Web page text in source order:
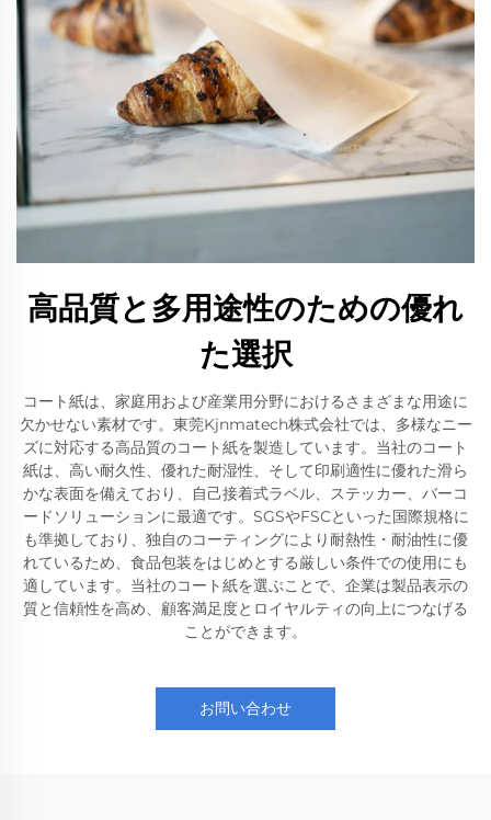
高品質と多用途性のための優れ
た選択
コート紙は、家庭用および産業用分野におけるさまざまな用途に
欠かせない素材です。東莞Kjnmatech株式会社では、多様なニー
ズに対応する高品質のコート紙を製造しています。当社のコート
紙は、高い耐久性、優れた耐湿性、そして印刷適性に優れた滑ら
かな表面を備えており、自己接着式ラベル、ステッカー、バーコ
ードソリューションに最適です。SGSやFSCといった国際規格に
も準拠しており、独自のコーティングにより耐熱性・耐油性に優
れているため、食品包装をはじめとする厳しい条件での使用にも
適しています。当社のコート紙を選ぶことで、企業は製品表示の
質と信頼性を高め、顧客満足度とロイヤルティの向上につなげる
ことができます。
お問い合わせ